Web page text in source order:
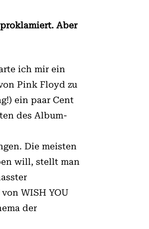
Aber
ich mir ein
Pink Floyd zu
ein paar Cent
des Album-
Die meisten
will, stellt man
WISH YOU
der